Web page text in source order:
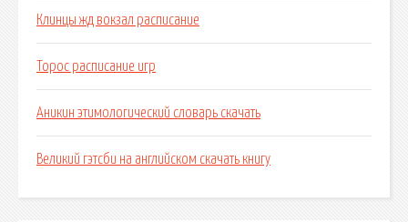
Клинцы жд вокзал расписание
Торос расписание игр
Аникин этимологический словарь скачать
Великий гэтсби на английском скачать книгу